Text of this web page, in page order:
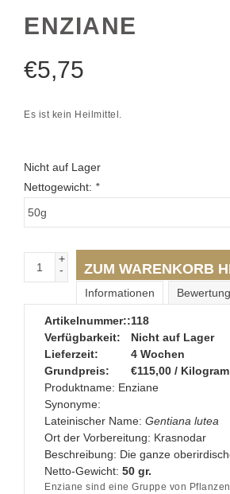
ENZIANE
€5,75
Es ist kein Heilmittel.
Nicht auf Lager
Nettogewicht: *
+
-
ZUM WARENKORB
Informationen
Artikelnummer::118
Verfügbarkeit:
Nicht auf Lager
Lieferzeit:
4 Wochen
Grundpreis:
€115,00 /
Produktname: Enziane
Synonyme:
Lateinischer Name: Gentiana lutea
Ort der Vorbereitung: Krasnodar
Beschreibung: Die ganze
Netto-Gewicht: 50 gr.
Enziane sind eine Gruppe von